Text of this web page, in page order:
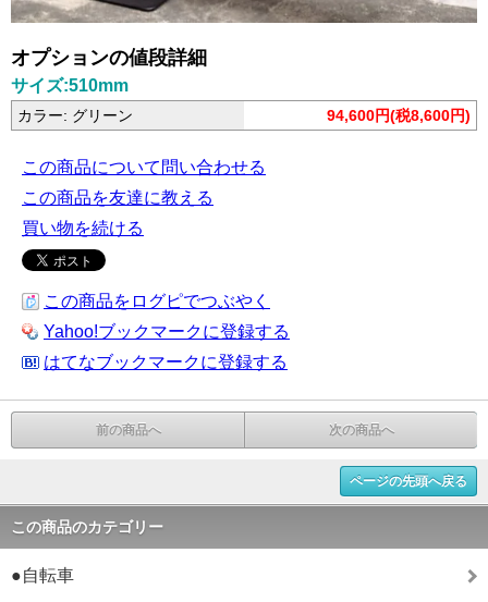
オプションの値段詳細
サイズ:510mm
カラー: グリーン 94,600円(税8,600円)
この商品について問い合わせる
この商品を友達に教える
買い物を続ける
この商品をログピでつぶやく
Yahoo!ブックマークに登録する
はてなブックマークに登録する
前の商品へ 次の商品へ
ページの先頭へ戻る
この商品のカテゴリー
●自転車